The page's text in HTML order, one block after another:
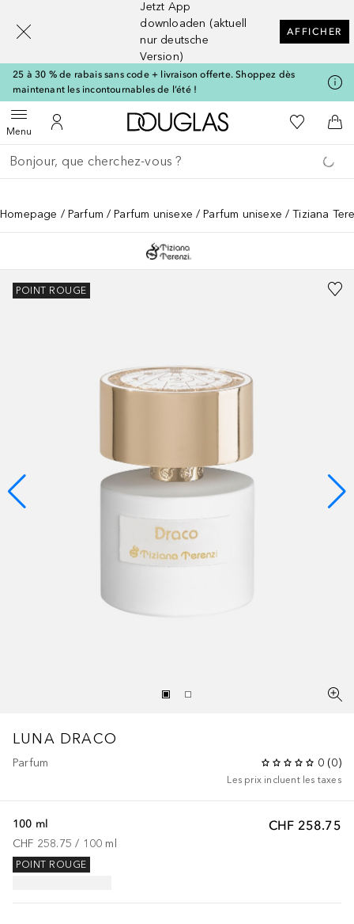
Jetzt App
downloaden (aktuell
nur deutsche
Version)
AFFICHER
25 à 30 % de rabais sans code + livraison offerte. Shoppez dès
maintenant les incontournables de l’été !
MenuOuvrir le menuVers Mon Compte
Vers l'accueil Douglas
Vers Ma
Retourner
Exécuter la recherche
Homepage Parfum Parfum unisexe Parfum unisexe Tiziana
POINT ROUGE
LUNA DRACO
Parfum 0 (0)
Les prix incluent les taxes
CHF 258.75
100 ml
CHF 258.75 / 100 ml
POINT ROUGE
[navigation.slideout.screenreader]